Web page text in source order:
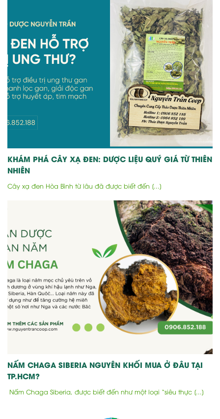
KHÁM PHÁ CÂY XẠ ĐEN: DƯỢC LIỆU QUÝ GIÁ TỪ THIÊN
NHIÊN
Cây xạ đen Hòa Bình từ lâu đã được biết đến [...]
NẤM CHAGA SIBERIA NGUYÊN KHỐI MUA Ở ĐÂU TẠI
TP.HCM?
Nấm Chaga Siberia, được biết đến như một loại “siêu thực [...]